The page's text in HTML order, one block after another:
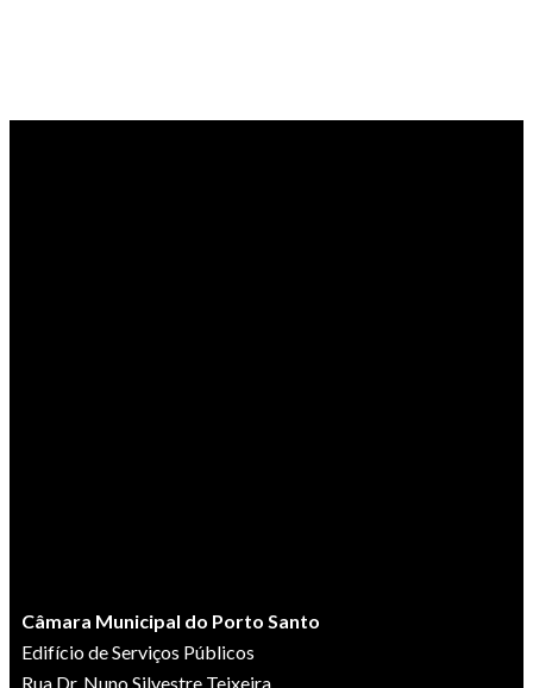
Câmara Municipal do Porto Santo
Edifício de Serviços Públicos
Rua Dr. Nuno Silvestre Teixeira,